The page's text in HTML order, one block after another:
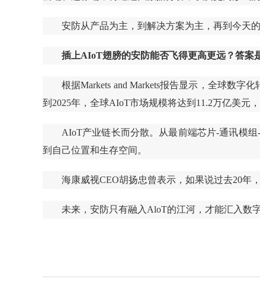
安防从产品为主，到解决方案为主，再到今天
插上AIoT翅膀的安防能否飞得更高更远？答案
根据Markets and Markets报告显示，全球数字
到2025年，全球AIoT市场规模将达到11.2万亿美元
AIoT产业链长而分散。从最前端芯片-通讯模
到自己位置和生存空间。
海康威视CEO胡扬忠曾表示，如果说过去20年
未来，安防只有融入AloT的江河，才能汇入数